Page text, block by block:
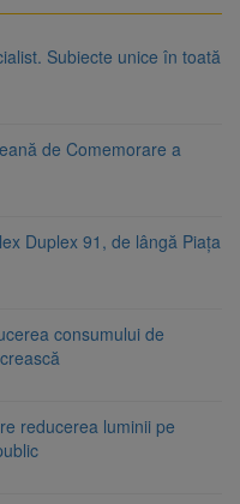
Subiecte unice în toată
de Comemorare a
Duplex 91, de lângă Piața
consumului de
reducerea luminii pe